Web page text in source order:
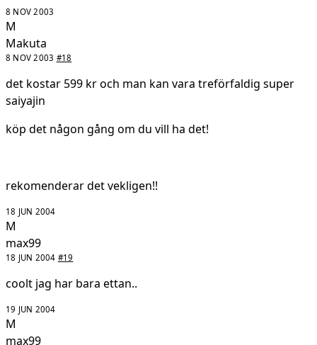
8 NOV 2003
M
Makuta
8 NOV 2003 #18
det kostar 599 kr och man kan vara treförfaldig super
saiyajin
köp det någon gång om du vill ha det!
rekomenderar det vekligen!!
18 JUN 2004
M
max99
18 JUN 2004 #19
coolt jag har bara ettan..
19 JUN 2004
M
max99